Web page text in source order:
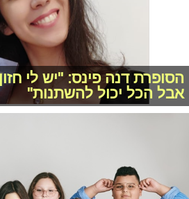
הסופרת דנה פינס: "יש לי
אבל הכל יכול להשתנות"